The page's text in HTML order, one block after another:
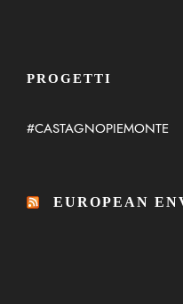
PROGETTI
#CASTAGNOPIEMONTE
EUROPEAN